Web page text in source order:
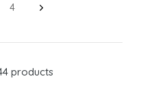
4
products